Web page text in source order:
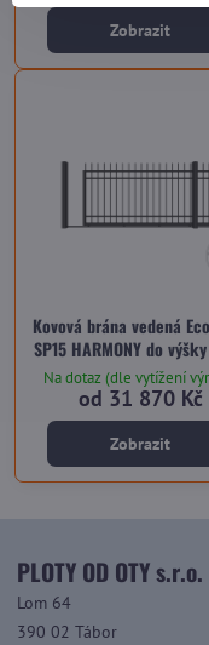
Zobrazit
Kovová brána vedená
SP15 HARMONY do
Na dotaz (dle vytížení
od 31 870 Kč
Zobrazit
PLOTY OD OTY s.r.o.
Lom 64
390 02 Tábor